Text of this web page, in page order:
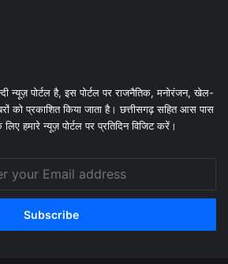
न्यूज़ पोर्टल है, इस पोर्टल पर राजनैतिक, मनोरंजन, खेल-
को प्रकाशित किया जाता है। छत्तीसगढ़ सहित आस पास
हमारे न्यूज़ पोर्टल पर प्रतिदिन विजिट करें।